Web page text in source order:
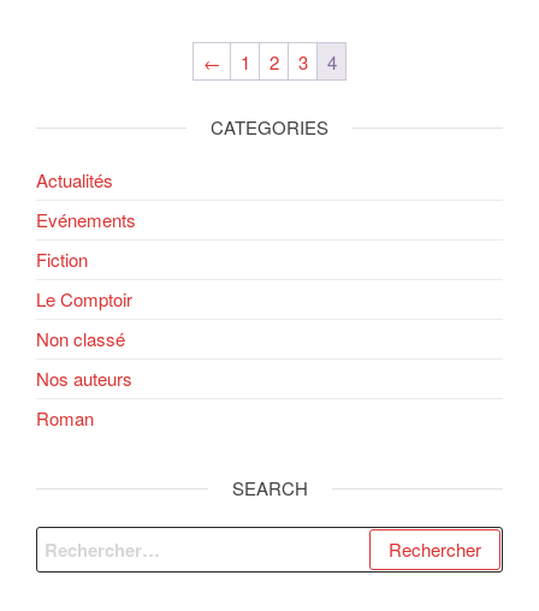
← 1 2 3 4
CATEGORIES
Actualités
Evénements
Fiction
Le Comptoir
Non classé
Nos auteurs
Roman
SEARCH
Rechercher :